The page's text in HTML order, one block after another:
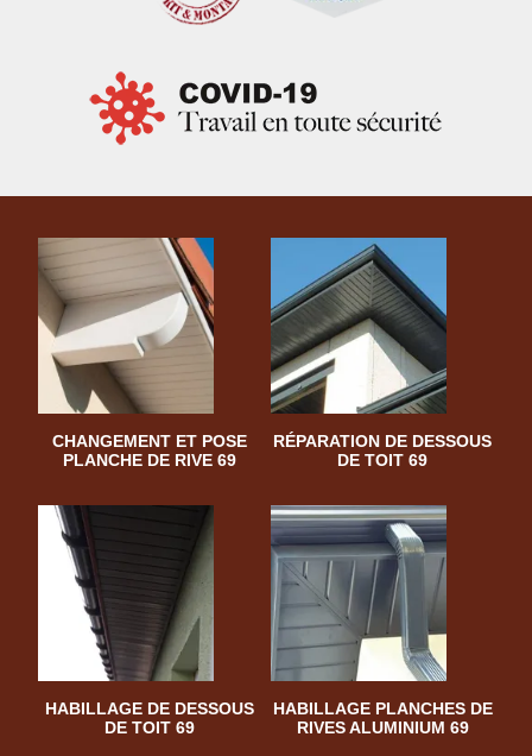
CHANGEMENT ET POSE
PLANCHE DE RIVE 69
RÉPARATION DE DESSOUS
DE TOIT 69
HABILLAGE DE DESSOUS
DE TOIT 69
HABILLAGE PLANCHES DE
RIVES ALUMINIUM 69